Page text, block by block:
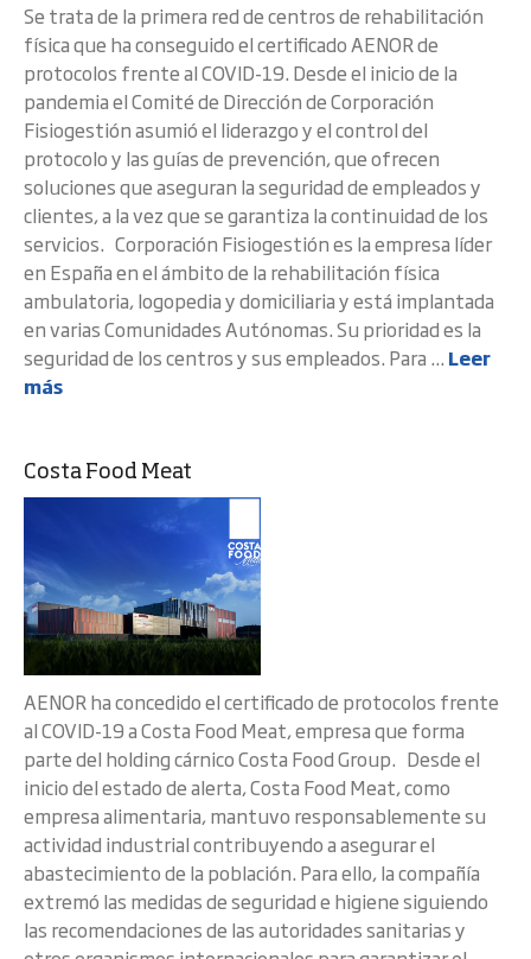
Se trata de la primera red de centros de rehabilitación
física que ha conseguido el certificado AENOR de
protocolos frente al COVID-19. Desde el inicio de la
pandemia el Comité de Dirección de Corporación
Fisiogestión asumió el liderazgo y el control del
protocolo y las guías de prevención, que ofrecen
soluciones que aseguran la seguridad de empleados y
clientes, a la vez que se garantiza la continuidad de los
servicios. Corporación Fisiogestión es la empresa líder
en España en el ámbito de la rehabilitación física
ambulatoria, logopedia y domiciliaria y está implantada
en varias Comunidades Autónomas. Su prioridad es la
seguridad de los centros y sus empleados. Para ... Leer
más
Costa Food Meat
AENOR ha concedido el certificado de protocolos frente
al COVID-19 a Costa Food Meat, empresa que forma
parte del holding cárnico Costa Food Group. Desde el
inicio del estado de alerta, Costa Food Meat, como
empresa alimentaria, mantuvo responsablemente su
actividad industrial contribuyendo a asegurar el
abastecimiento de la población. Para ello, la compañía
extremó las medidas de seguridad e higiene siguiendo
las recomendaciones de las autoridades sanitarias y